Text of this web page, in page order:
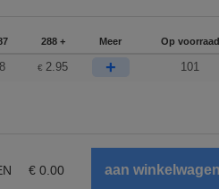
288 + Meer Op voorraad
€2.95 + 101
€ 0.00